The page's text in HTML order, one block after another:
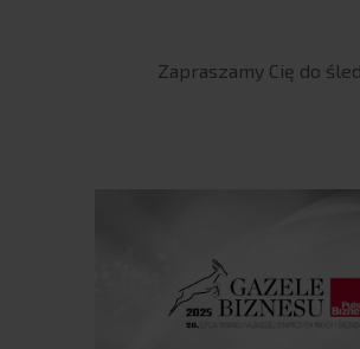
Zapraszamy Cię do